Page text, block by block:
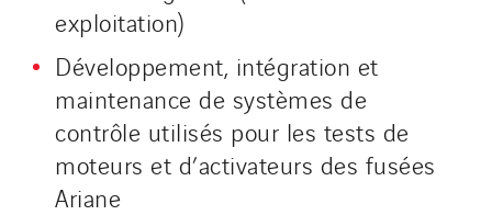
exploitation)
Développement, intégration et
maintenance de systèmes de
contrôle utilisés pour les tests de
moteurs et d’activateurs des fusées
Ariane